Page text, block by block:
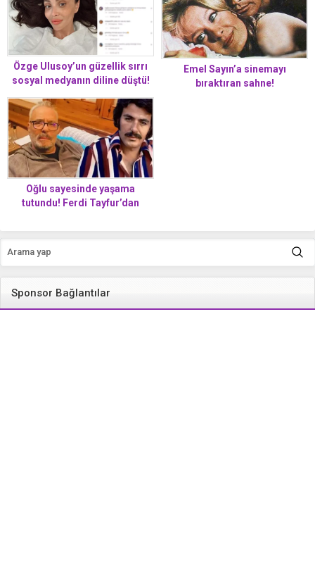
Özge Ulusoy’un güzellik sırrı
sosyal medyanın diline düştü!
Emel Sayın’a sinemayı
bıraktıran sahne!
Oğlu sayesinde yaşama
tutundu! Ferdi Tayfur’dan
Sponsor Bağlantılar